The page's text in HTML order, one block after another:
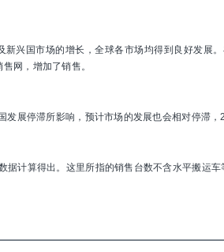
兴国市场的增长，全球各市场均得到良好发展
网，增加了销售。
展停滞所影响，预计市场的发展也会相对停滞
计算得出。这里所指的销售台数不含水平搬运车